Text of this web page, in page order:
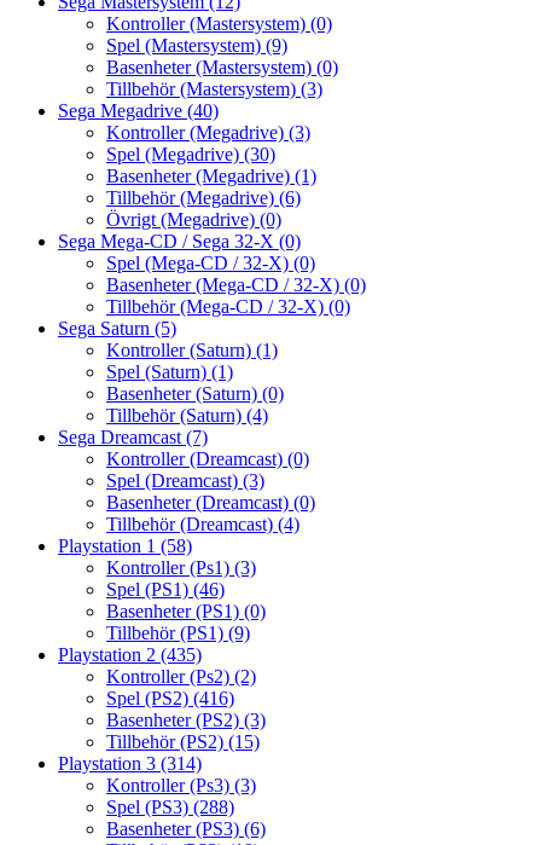
Kontroller (Mastersystem) (0)
Spel (Mastersystem) (9)
Basenheter (Mastersystem) (0)
Tillbehör (Mastersystem) (3)
Sega Megadrive (40)
Kontroller (Megadrive) (3)
Spel (Megadrive) (30)
Basenheter (Megadrive) (1)
Tillbehör (Megadrive) (6)
Övrigt (Megadrive) (0)
Sega Mega-CD / Sega 32-X (0)
Spel (Mega-CD / 32-X) (0)
Basenheter (Mega-CD / 32-X) (0)
Tillbehör (Mega-CD / 32-X) (0)
Sega Saturn (5)
Kontroller (Saturn) (1)
Spel (Saturn) (1)
Basenheter (Saturn) (0)
Tillbehör (Saturn) (4)
Sega Dreamcast (7)
Kontroller (Dreamcast) (0)
Spel (Dreamcast) (3)
Basenheter (Dreamcast) (0)
Tillbehör (Dreamcast) (4)
Playstation 1 (58)
Kontroller (Ps1) (3)
Spel (PS1) (46)
Basenheter (PS1) (0)
Tillbehör (PS1) (9)
Playstation 2 (435)
Kontroller (Ps2) (2)
Spel (PS2) (416)
Basenheter (PS2) (3)
Tillbehör (PS2) (15)
Playstation 3 (314)
Kontroller (Ps3) (3)
Spel (PS3) (288)
Basenheter (PS3) (6)